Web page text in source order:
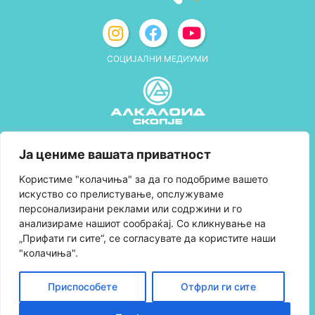
Ја цениме вашата приватност
Kористиме "колачиња" за да го подобриме вашето
искуство со прелистување, опслужуваме
персонализирани реклами или содржини и го
анализираме нашиот сообраќај. Со кликнување на
„Прифати ги сите“, се согласувате да користите наши
"колачиња".
Приспособете Отфрли ги сите
СОЦИЈАЛНИ МЕДИУМИ
Правила и услови за користење
Политика за колачиња
Правила за учество во програмата за
лојалност и политика за собирање поени
Контактирајте нè